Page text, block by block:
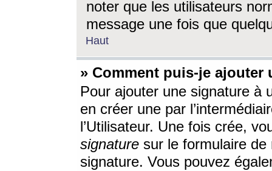
noter que les utilisateurs
message une fois que
Haut
» Comment puis-je ajouter
Pour ajouter une signature à
en créer une par
l’Utilisateur. Une fois crée,
signature sur le formulaire de
signature. Vous pouvez